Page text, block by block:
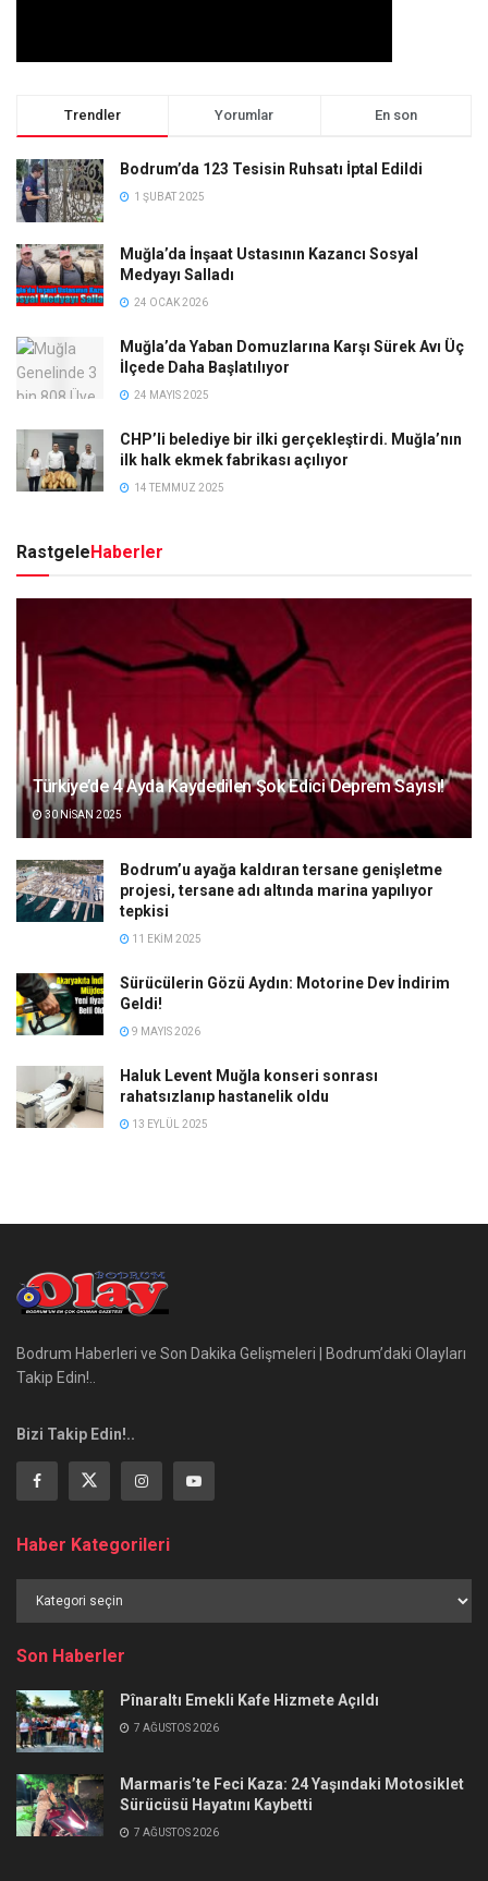
Trendler Yorumlar En son
Bodrum’da 123 Tesisin Ruhsatı İptal Edildi
1 ŞUBAT 2025
Muğla’da İnşaat Ustasının Kazancı Sosyal
Medyayı Salladı
24 OCAK 2026
Muğla’da Yaban Domuzlarına Karşı Sürek Avı Üç
İlçede Daha Başlatılıyor
24 MAYIS 2025
CHP’li belediye bir ilki gerçekleştirdi. Muğla’nın
ilk halk ekmek fabrikası açılıyor
14 TEMMUZ 2025
RastgeleHaberler
Türkiye’de 4 Ayda Kaydedilen Şok Edici Deprem Sayısı!
30 NISAN 2025
Bodrum’u ayağa kaldıran tersane genişletme
projesi, tersane adı altında marina yapılıyor
tepkisi
11 EKIM 2025
Sürücülerin Gözü Aydın: Motorine Dev İndirim
Geldi!
9 MAYIS 2026
Haluk Levent Muğla konseri sonrası
rahatsızlanıp hastanelik oldu
13 EYLÜL 2025
Bodrum Haberleri ve Son Dakika Gelişmeleri | Bodrum’daki Olayları
Takip Edin!..
Bizi Takip Edin!..
Haber Kategorileri
Kategorileri
Son Haberler
Pînaraltı Emekli Kafe Hizmete Açıldı
7 AĞUSTOS 2026
Marmaris’te Feci Kaza: 24 Yaşındaki Motosiklet
Sürücüsü Hayatını Kaybetti
7 AĞUSTOS 2026